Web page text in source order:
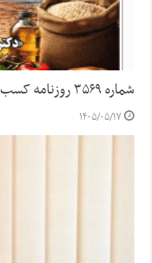
شماره ۳۵۶۹ روزنامه کسب و کار
۱۴۰۵/۰۵/۱۷